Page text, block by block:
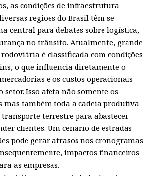
as condições de infraestrutura
regiões do Brasil têm se
central para debates sobre logística,
no trânsito. Atualmente, grande
é classificada com condições
o que influencia diretamente o
e os custos operacionais
setor. Isso afeta não somente os
mas também toda a cadeia produtiva
transporte terrestre para abastecer
clientes. Um cenário de estradas
pode gerar atrasos nos cronogramas
impactos financeiros
as empresas.